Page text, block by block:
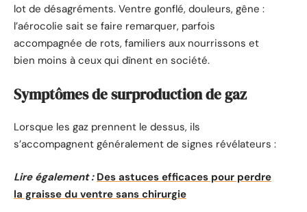
lot de désagréments. Ventre gonflé, douleurs, gêne :
l’aérocolie sait se faire remarquer, parfois
accompagnée de rots, familiers aux nourrissons et
bien moins à ceux qui dînent en société.
Symptômes de surproduction de gaz
Lorsque les gaz prennent le dessus, ils
s’accompagnent généralement de signes révélateurs :
Lire également : Des astuces efficaces pour perdre
la graisse du ventre sans chirurgie